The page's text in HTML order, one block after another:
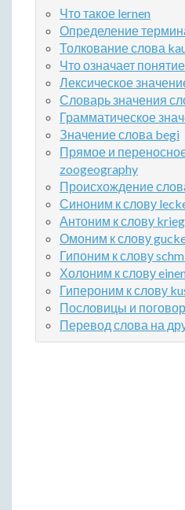
Что такое lernen
Определение
Толкование слова
Что означает
Лексическое
Словарь значения
Грамматическое
Значение слова begi
Прямое и
zoogeography
Происхождение
Синоним к слову
Антоним к слову
Омоним к слову
Гипоним к слову
Холоним к слову
Гипероним к слову
Пословицы и
Перевод слова на